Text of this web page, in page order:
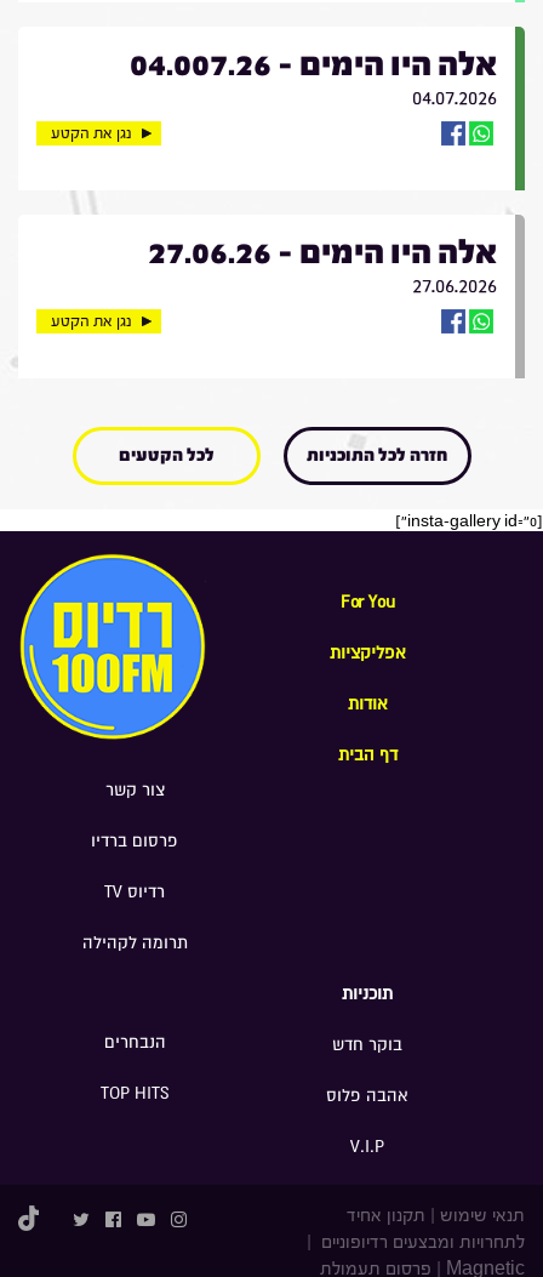
אלה היו הימים - 04.007.26
04.07.2026
נגן את הקטע
אלה היו הימים - 27.06.26
27.06.2026
נגן את הקטע
חזרה לכל התוכניות לכל הקטעים
[insta-gallery id="0"]
For You
אפליקציות
אודות
דף הבית
צור קשר
פרסום ברדיו
רדיוס TV
תרומה לקהילה
תוכניות
בוקר חדש
אהבה פלוס
V.I.P
הנבחרים
TOP HITS
תנאי שימוש
תקנון אחיד
לתחרויות ומבצעים רדיופוניים
Magnetic
פרסום תעמולת